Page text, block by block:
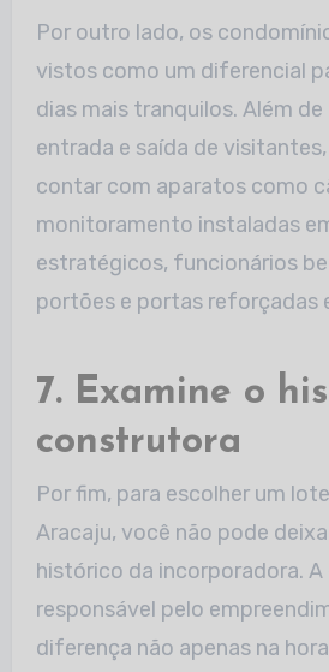
Por outro lado, os
vistos como um diferencial
dias mais tranquilos. Além
entrada e saída de
contar com aparatos como
monitoramento instaladas
estratégicos, funcionários
portões e portas reforçadas
7. Examine o
construtora
Por fim, para escolher um
Aracaju, você não pode
histórico da incorporadora. A
responsável pelo
diferença não apenas na